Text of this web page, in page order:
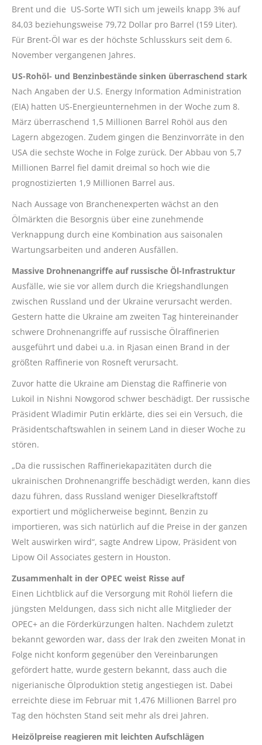
Brent und die US-Sorte WTI sich um jeweils knapp 3% auf
84,03 beziehungsweise 79,72 Dollar pro Barrel (159 Liter).
Für Brent-Öl war es der höchste Schlusskurs seit dem 6.
November vergangenen Jahres.
US-Rohöl- und Benzinbestände sinken überraschend stark
Nach Angaben der U.S. Energy Information Administration
(EIA) hatten US-Energieunternehmen in der Woche zum 8.
März überraschend 1,5 Millionen Barrel Rohöl aus den
Lagern abgezogen. Zudem gingen die Benzinvorräte in den
USA die sechste Woche in Folge zurück. Der Abbau von 5,7
Millionen Barrel fiel damit dreimal so hoch wie die
prognostizierten 1,9 Millionen Barrel aus.
Nach Aussage von Branchenexperten wächst an den
Ölmärkten die Besorgnis über eine zunehmende
Verknappung durch eine Kombination aus saisonalen
Wartungsarbeiten und anderen Ausfällen.
Massive Drohnenangriffe auf russische Öl-Infrastruktur
Ausfälle, wie sie vor allem durch die Kriegshandlungen
zwischen Russland und der Ukraine verursacht werden.
Gestern hatte die Ukraine am zweiten Tag hintereinander
schwere Drohnenangriffe auf russische Ölraffinerien
ausgeführt und dabei u.a. in Rjasan einen Brand in der
größten Raffinerie von Rosneft verursacht.
Zuvor hatte die Ukraine am Dienstag die Raffinerie von
Lukoil in Nishni Nowgorod schwer beschädigt. Der russische
Präsident Wladimir Putin erklärte, dies sei ein Versuch, die
Präsidentschaftswahlen in seinem Land in dieser Woche zu
stören.
„Da die russischen Raffineriekapazitäten durch die
ukrainischen Drohnenangriffe beschädigt werden, kann dies
dazu führen, dass Russland weniger Dieselkraftstoff
exportiert und möglicherweise beginnt, Benzin zu
importieren, was sich natürlich auf die Preise in der ganzen
Welt auswirken wird“, sagte Andrew Lipow, Präsident von
Lipow Oil Associates gestern in Houston.
Zusammenhalt in der OPEC weist Risse auf
Einen Lichtblick auf die Versorgung mit Rohöl liefern die
jüngsten Meldungen, dass sich nicht alle Mitglieder der
OPEC+ an die Förderkürzungen halten. Nachdem zuletzt
bekannt geworden war, dass der Irak den zweiten Monat in
Folge nicht konform gegenüber den Vereinbarungen
gefördert hatte, wurde gestern bekannt, dass auch die
nigerianische Ölproduktion stetig angestiegen ist. Dabei
erreichte diese im Februar mit 1,476 Millionen Barrel pro
Tag den höchsten Stand seit mehr als drei Jahren.
Heizölpreise reagieren mit leichten Aufschlägen